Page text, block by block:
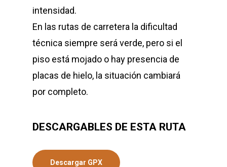
intensidad.
En las rutas de carretera la dificultad
técnica siempre será verde, pero si el
piso está mojado o hay presencia de
placas de hielo, la situación cambiará
por completo.
DESCARGABLES DE ESTA RUTA
Descargar GPX